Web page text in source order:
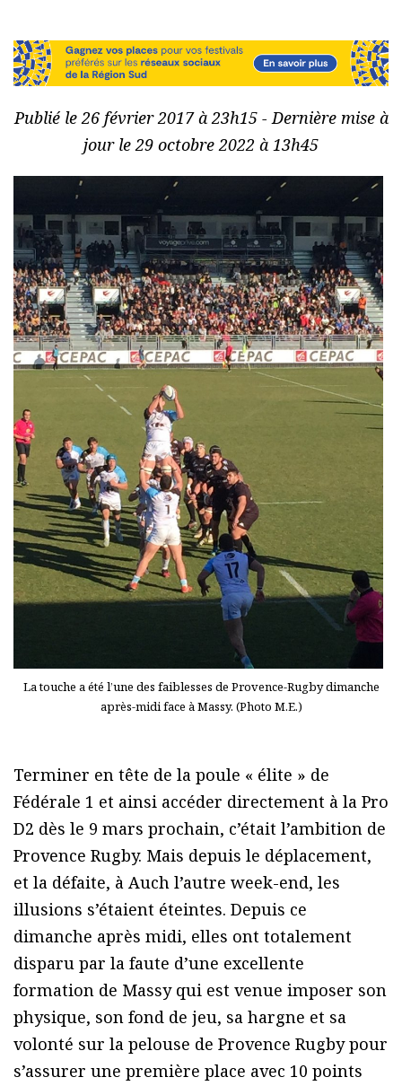
Publié le 26 février 2017 à 23h15 - Dernière mise à
jour le 29 octobre 2022 à 13h45
La touche a été l’une des faiblesses de Provence-Rugby dimanche
après-midi face à Massy. (Photo M.E.)
Terminer en tête de la poule « élite » de
Fédérale 1 et ainsi accéder directement à la Pro
D2 dès le 9 mars prochain, c’était l’ambition de
Provence Rugby. Mais depuis le déplacement,
et la défaite, à Auch l’autre week-end, les
illusions s’étaient éteintes. Depuis ce
dimanche après midi, elles ont totalement
disparu par la faute d’une excellente
formation de Massy qui est venue imposer son
physique, son fond de jeu, sa hargne et sa
volonté sur la pelouse de Provence Rugby pour
s’assurer une première place avec 10 points